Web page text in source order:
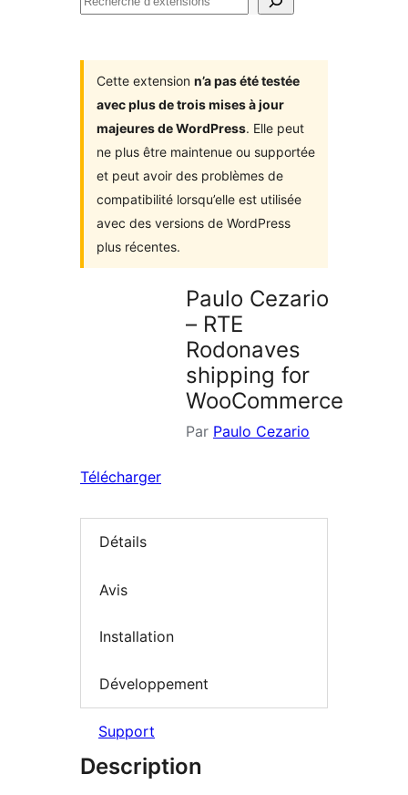
Cette extension n’a pas été testée
avec plus de trois mises à jour
majeures de WordPress. Elle peut
ne plus être maintenue ou supportée
et peut avoir des problèmes de
compatibilité lorsqu’elle est utilisée
avec des versions de WordPress
plus récentes.
Paulo Cezario
– RTE
Rodonaves
shipping for
WooCommerce
Par Paulo Cezario
Télécharger
Détails
Avis
Installation
Développement
Support
Description